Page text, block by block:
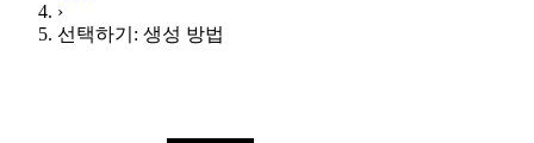
›
선택하기: 생성 방법